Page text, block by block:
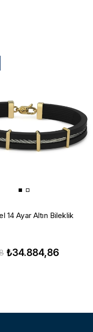
14 Ayar Altın Bileklik
₺34.884,86